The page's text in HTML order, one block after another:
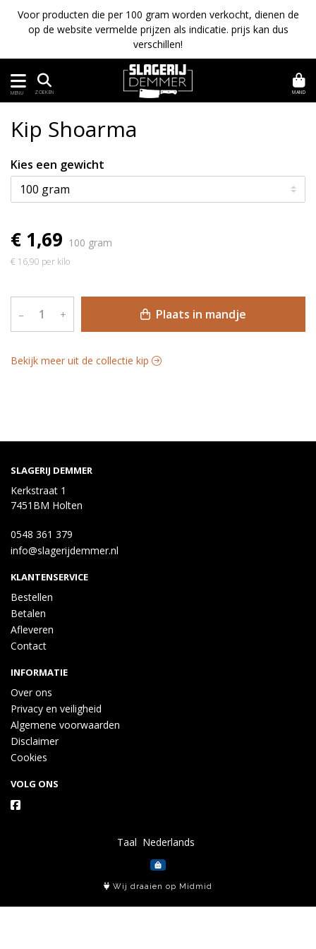
Voor producten die per 100 gram worden verkocht, dienen de
op de website vermelde prijzen als indicatie. prijs kan dus
verschillen!
MENU ZOEKEN MAND
Kip Shoarma
Kies een gewicht
€ 1,69 100 gram
€ 16,90 per kilo
– + Plaats in mandje
Bekijk meer uit de collectie kip
SLAGERIJ DEMMER
Kerkstraat 1
7451BM Holten
0548 361 379
info@slagerijdemmer.nl
KLANTENSERVICE
Bestellen
Betalen
Afleveren
Contact
INFORMATIE
Over ons
Privacy en veiligheid
Algemene voorwaarden
Disclaimer
Cookies
VOLG ONS
Taal
Wij draaien op Midmid